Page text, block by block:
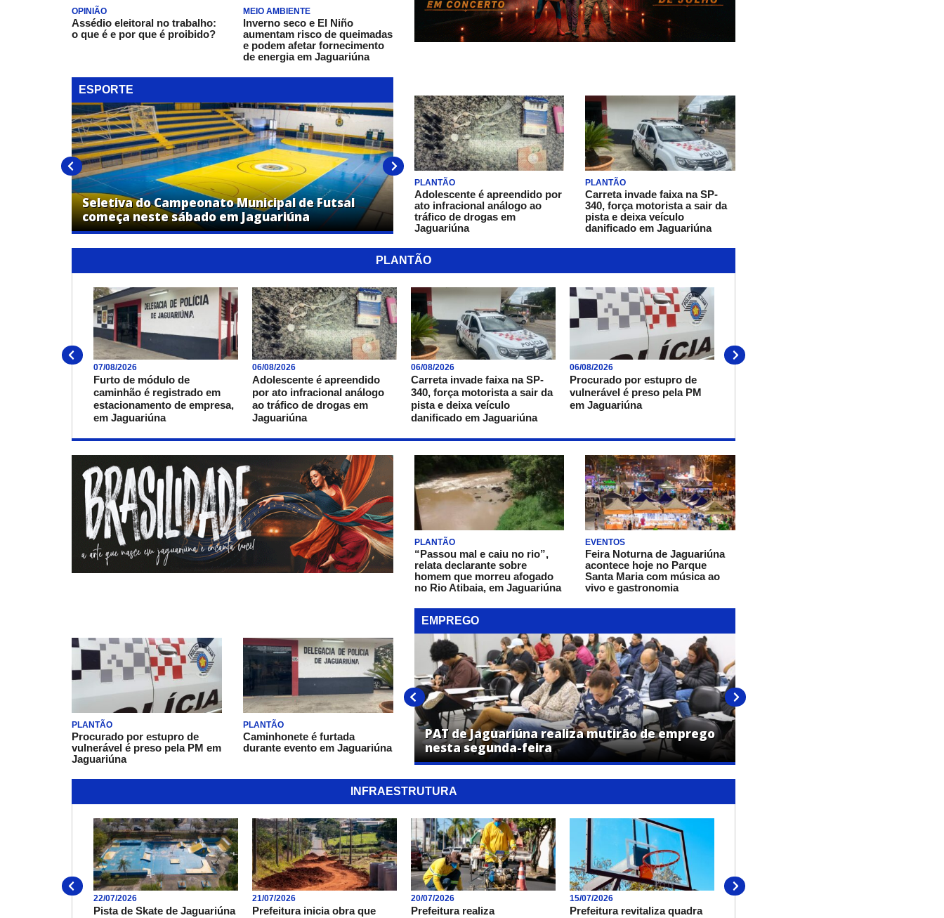
OPINIÃO
Assédio eleitoral no trabalho:
o que é e por que é proibido?
MEIO AMBIENTE
Inverno seco e El Niño
aumentam risco de queimadas
e podem afetar fornecimento
de energia em Jaguariúna
ESPORTE
Seletiva do Campeonato Municipal de Futsal
começa neste sábado em Jaguariúna
Copa Jaguariúna de Vôlei de Praia define duplas
campeãs da terceira etapa
Onde treinar em Jaguariúna?
PLANTÃO
Adolescente é apreendido por
ato infracional análogo ao
tráfico de drogas em
Jaguariúna
PLANTÃO
Carreta invade faixa na SP-
340, força motorista a sair da
pista e deixa veículo
danificado em Jaguariúna
PLANTÃO
07/08/2026
Furto de módulo de
caminhão é registrado em
estacionamento de empresa,
em Jaguariúna
06/08/2026
Adolescente é apreendido
por ato infracional análogo
ao tráfico de drogas em
Jaguariúna
06/08/2026
Carreta invade faixa na SP-
340, força motorista a sair da
pista e deixa veículo
danificado em Jaguariúna
06/08/2026
Procurado por estupro de
vulnerável é preso pela PM
em Jaguariúna
06/08/2026
PLANTÃO
Procurado por estupro de
vulnerável é preso pela PM em
Jaguariúna
PLANTÃO
Caminhonete é furtada
durante evento em Jaguariúna
PLANTÃO
“Passou mal e caiu no rio”,
relata declarante sobre
homem que morreu afogado
no Rio Atibaia, em Jaguariúna
EVENTOS
Feira Noturna de Jaguariúna
acontece hoje no Parque
Santa Maria com música ao
vivo e gastronomia
EMPREGO
PAT de Jaguariúna promove mutirões de
emprego com vagas em diversas áreas nesta
semana
PAT de Jaguariúna realiza mutirão de emprego
nesta segunda-feira
INFRAESTRUTURA
22/07/2026
Pista de Skate de Jaguariúna
21/07/2026
Prefeitura inicia obra que
20/07/2026
Prefeitura realiza
15/07/2026
Prefeitura revitaliza quadra
14/07/2026